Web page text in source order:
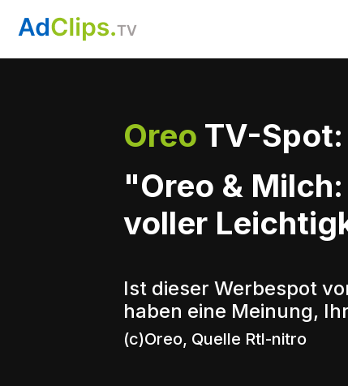
Oreo TV-Spot:
"Oreo &
voller
Ist dieser Werbespot
haben eine Meinung,
(c)Oreo, Quelle Rtl-nitro